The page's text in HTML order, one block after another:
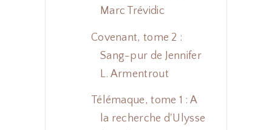
Marc Trévidic
Covenant, tome 2 :
Sang-pur de Jennifer
L. Armentrout
Télémaque, tome 1 : A
la recherche d'Ulysse